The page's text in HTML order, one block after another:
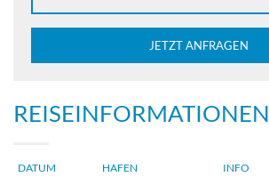
JETZT ANFRAGEN
REISEINFORMATIONEN
DATUM HAFEN INFO